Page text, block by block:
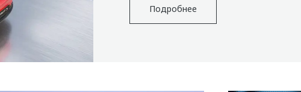
Подробнее